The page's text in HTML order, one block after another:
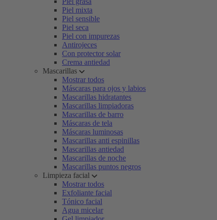
Piel mixta
Piel sensible
Piel seca
Piel con impurezas
Antirojeces
Con protector solar
Crema antiedad
Mascarillas
Mostrar todos
Máscaras para ojos y labios
Mascarillas hidratantes
Mascarillas limpiadoras
Mascarillas de barro
Máscaras de tela
Máscaras luminosas
Mascarillas anti espinillas
Mascarillas antiedad
Mascarillas de noche
Mascarillas puntos negros
Limpieza facial
Mostrar todos
Exfoliante facial
Tónico facial
Agua micelar